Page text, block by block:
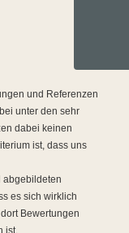
und Referenzen
unter den sehr
dabei keinen
ist, dass uns
abgebildeten
es sich wirklich
Bewertungen
ist.